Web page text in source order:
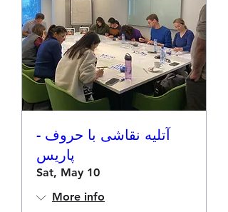
آتلیه نقاشی با حروف -
پاریس
Sat, May 10
More info